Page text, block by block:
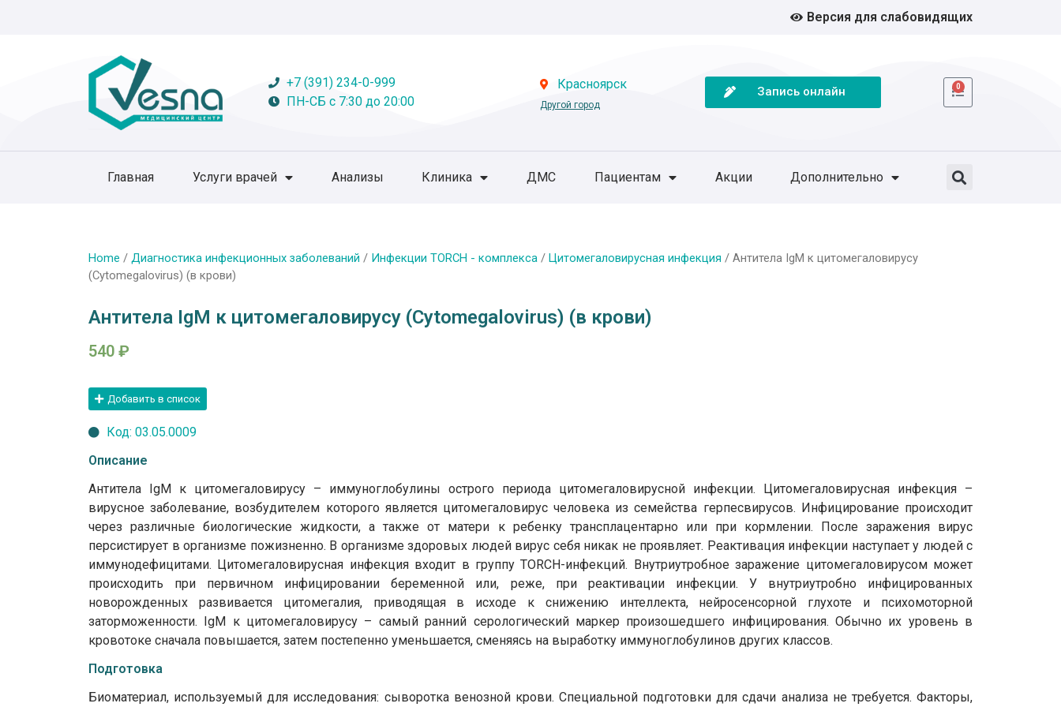
Версия для слабовидящих
+7 (391) 234-0-999
ПН-СБ с 7:30 до 20:00
Красноярск
Другой город
Запись онлайн 0
Главная Услуги врачей Анализы Клиника ДМС Пациентам Акции Дополнительно
Home / Диагностика инфекционных заболеваний / Инфекции TORCH - комплекса / Цитомегаловирусная инфекция / Антитела IgM к цитомегаловирусу
(Cytomegalovirus) (в крови)
Антитела IgM к цитомегаловирусу (Cytomegalovirus) (в крови)
540 ₽
Добавить в список
Код: 03.05.0009
Описание
Антитела IgМ к цитомегаловирусу – иммуноглобулины острого периода цитомегаловирусной инфекции. Цитомегаловирусная инфекция –
вирусное заболевание, возбудителем которого является цитомегаловирус человека из семейства герпесвирусов. Инфицирование происходит
через различные биологические жидкости, а также от матери к ребенку трансплацентарно или при кормлении. После заражения вирус
персистирует в организме пожизненно. В организме здоровых людей вирус себя никак не проявляет. Реактивация инфекции наступает у людей с
иммунодефицитами. Цитомегаловирусная инфекция входит в группу TORCH-инфекций. Внутриутробное заражение цитомегаловирусом может
происходить при первичном инфицировании беременной или, реже, при реактивации инфекции. У внутриутробно инфицированных
новорожденных развивается цитомегалия, приводящая в исходе к снижению интеллекта, нейросенсорной глухоте и психомоторной
заторможенности. IgМ к цитомегаловирусу – самый ранний серологический маркер произошедшего инфицирования. Обычно их уровень в
кровотоке сначала повышается, затем постепенно уменьшается, сменяясь на выработку иммуноглобулинов других классов.
Подготовка
Биоматериал, используемый для исследования: сыворотка венозной крови. Специальной подготовки для сдачи анализа не требуется. Факторы,